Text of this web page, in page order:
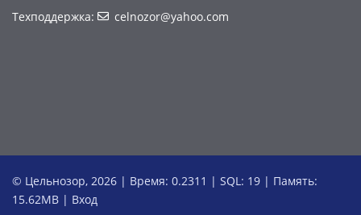
Техподдержка: celnozor@yahoo.com
© Цельнозор, 2026 | Время: 0.2311 | SQL: 19 | Память:
15.62MB | Вход